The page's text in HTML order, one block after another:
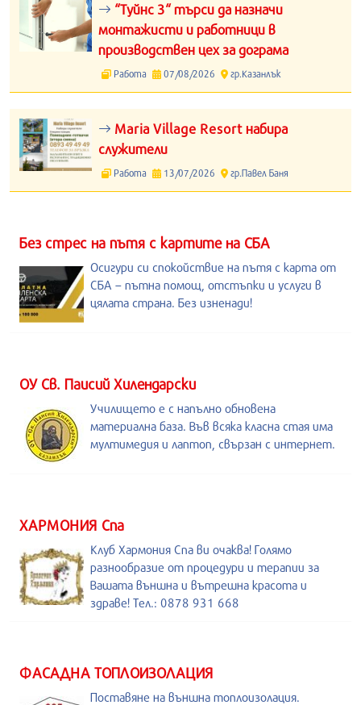
“Туйнс 3“ търси да назначи
монтажисти и работници в
производствен цех за дограма
Работа 07/08/2026 гр.Казанлък
Maria Village Resort набира
служители
Работа 13/07/2026 гр.Павел Баня
Без стрес на пътя с картите на СБА
Осигури си спокойствие на пътя с карта от
СБА – пътна помощ, отстъпки и услуги в
цялата страна. Без изненади!
ОУ Св. Паисий Хилендарски
Училището е с напълно обновена
материална база. Във всяка класна стая има
мултимедия и лаптоп, свързан с интернет.
ХАРМОНИЯ Спа
Клуб Хармония Спа ви очаква! Голямо
разнообразие от процедури и терапии за
Вашата външна и вътрешна красота и
здраве! Тел.: 0878 931 668
ФАСАДНА ТОПЛОИЗОЛАЦИЯ
Поставяне на външна топлоизолация.